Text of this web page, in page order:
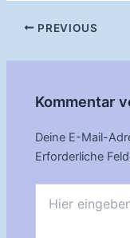
Post
PREVIOUS
Kommentar
Deine E-Mail-
Erforderliche
eingeben…